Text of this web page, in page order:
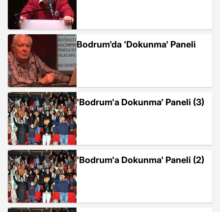
Bodrum'da 'Dokunma' Paneli
'Bodrum'a Dokunma' Paneli (3)
'Bodrum'a Dokunma' Paneli (2)